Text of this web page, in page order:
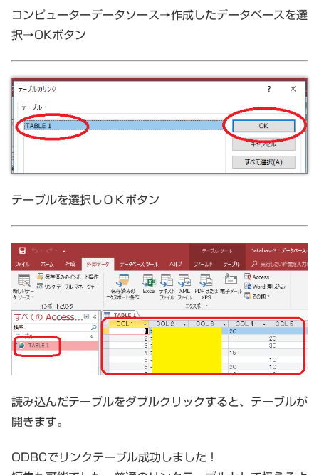
コンピューターデータソース→作成したデータベースを選
択→OKボタン
テーブルを選択しＯＫボタン
読み込んだテーブルをダブルクリックすると、テーブルが
開きます。
ODBCでリンクテーブル成功しました！